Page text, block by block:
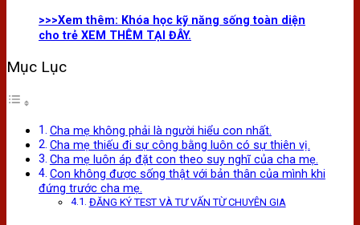
>>>Xem thêm: Khóa học kỹ năng sống toàn diện
cho trẻ XEM THÊM TẠI ĐÂY.
Mục Lục
Cha mẹ không phải là người hiểu con nhất.
Cha mẹ thiếu đi sự công bằng luôn có sự thiên vị.
Cha mẹ luôn áp đặt con theo suy nghĩ của cha mẹ.
Con không được sống thật với bản thân của mình khi
đứng trước cha mẹ.
ĐĂNG KÝ TEST VÀ TƯ VẤN TỪ CHUYÊN GIA